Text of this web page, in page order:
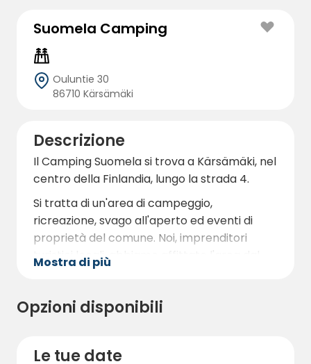
Suomela Camping
Ouluntie 30
86710 Kärsämäki
Descrizione
Il Camping Suomela si trova a Kärsämäki, nel
centro della Finlandia, lungo la strada 4.
Si tratta di un'area di campeggio,
ricreazione, svago all'aperto ed eventi di
proprietà del comune. Noi, imprenditori
turistici locali, abbiamo affittato l'area dal
comune per un periodo di tempo limitato.
Vi diamo un caloroso benvenuto per
soggiornare e divertirvi e per scoprire i
https://visitkarsamaki.fi
Mostra di più
Opzioni disponibili
Le tue date